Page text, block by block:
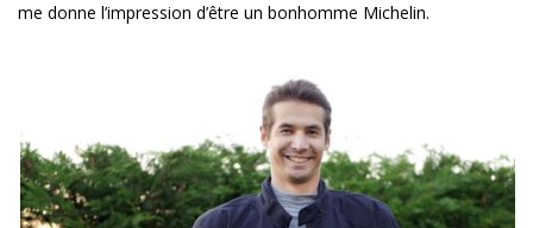
me donne l’impression d’être un bonhomme Michelin.